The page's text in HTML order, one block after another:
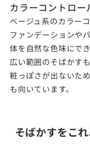
カラーコントロー
ベージュ系のカラー
ファンデーションや
体を自然な色味にでき
広い範囲のそばかす
粧っぽさが出ないた
も向いています。
そばかすをこ